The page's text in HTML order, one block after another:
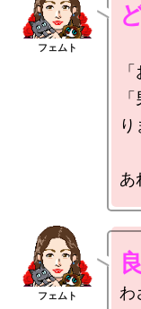
良
わ